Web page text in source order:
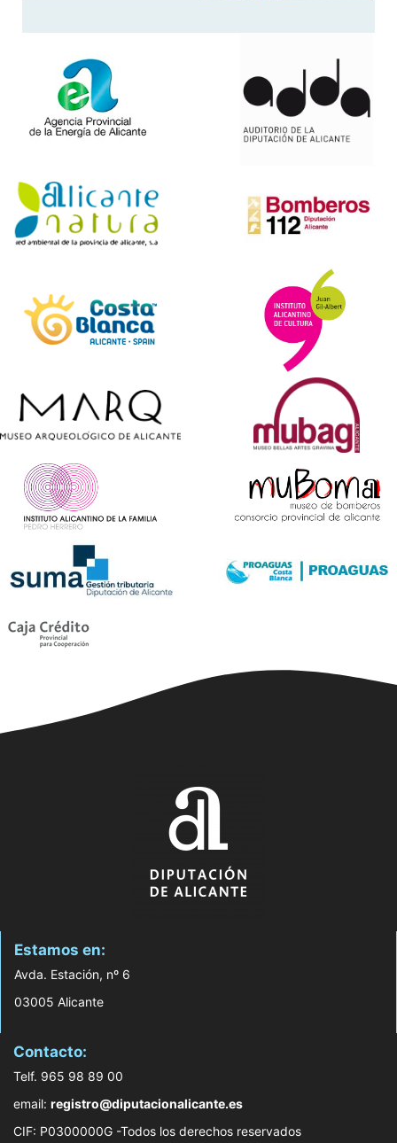
Estamos en:
Avda. Estación, nº 6
03005 Alicante
Contacto:
Telf. 965 98 89 00
email: registro@diputacionalicante.es
CIF: P0300000G -Todos los derechos reservados